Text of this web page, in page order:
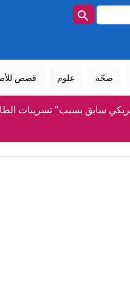
صحّة علوم قصص
سابق بسبب" تسريبات
الطيران في اليمن وهجمات